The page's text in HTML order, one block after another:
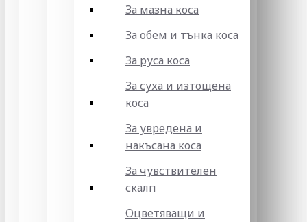
За мазна коса
За обем и тънка коса
За руса коса
За суха и изтощена
коса
За увредена и
накъсана коса
За чувствителен
скалп
Оцветяващи и